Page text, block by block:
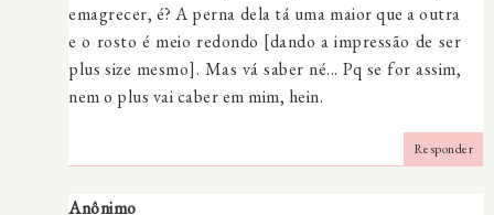
emagrecer, é? A perna dela tá uma maior que a outra
e o rosto é meio redondo [dando a impressão de ser
plus size mesmo]. Mas vá saber né... Pq se for assim,
nem o plus vai caber em mim, hein.
Responder
Anônimo